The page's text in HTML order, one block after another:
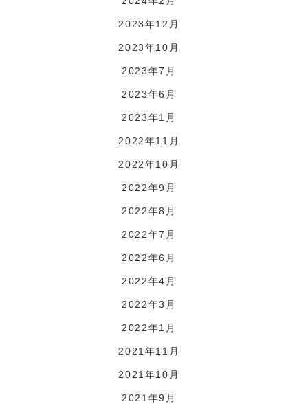
2023年12月
2023年10月
2023年7月
2023年6月
2023年1月
2022年11月
2022年10月
2022年9月
2022年8月
2022年7月
2022年6月
2022年4月
2022年3月
2022年1月
2021年11月
2021年10月
2021年9月